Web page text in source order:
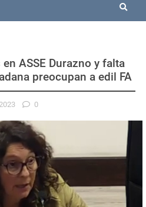
ASSE Durazno y falta
preocupan a edil FA
0